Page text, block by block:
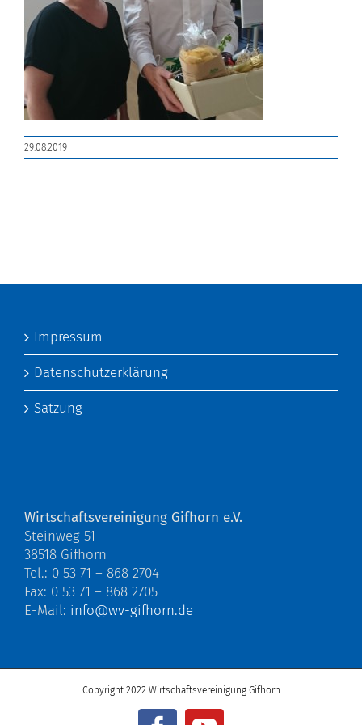
29.08.2019
Impressum
Datenschutzerklärung
Satzung
Wirtschaftsvereinigung Gifhorn e.V.
Steinweg 51
38518 Gifhorn
Tel.: 0 53 71 – 868 2704
Fax: 0 53 71 – 868 2705
E-Mail: info@wv-gifhorn.de
Copyright 2022 Wirtschaftsvereinigung Gifhorn